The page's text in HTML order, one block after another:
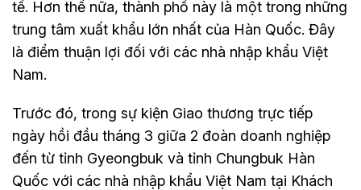
tế. Hơn thế nữa, thành phố này là một trong những
trung tâm xuất khẩu lớn nhất của Hàn Quốc. Đây
là điểm thuận lợi đối với các nhà nhập khẩu Việt
Nam.
Trước đó, trong sự kiện Giao thương trực tiếp
ngày hồi đầu tháng 3 giữa 2 đoàn doanh nghiệp
đến từ tỉnh Gyeongbuk và tỉnh Chungbuk Hàn
Quốc với các nhà nhập khẩu Việt Nam tại Khách